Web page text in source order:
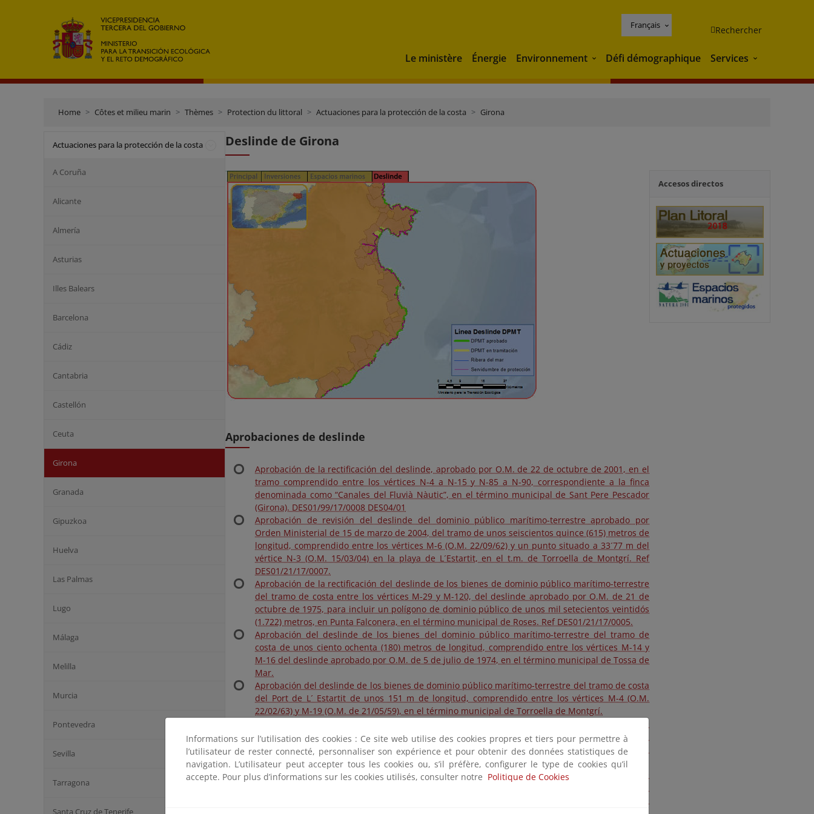
Français Rechercher
Le ministère Énergie Environnement Environnement
Défi démographique Services Services
Home Côtes et milieu marin Thèmes Protection du littoral Actuaciones para la protección de la costa Girona
Actuaciones para la protección de la costa
A Coruña
Alicante
Almería
Asturias
Illes Balears
Barcelona
Cádiz
Cantabria
Castellón
Ceuta
Girona
Granada
Gipuzkoa
Huelva
Las Palmas
Lugo
Málaga
Melilla
Murcia
Pontevedra
Sevilla
Tarragona
Santa Cruz de Tenerife
Deslinde de Girona
Aprobaciones de deslinde
Aprobación de la rectificación del deslinde, aprobado por O.M. de 22 de octubre de 2001, en el
tramo comprendido entre los vértices N-4 a N-15 y N-85 a N-90, correspondiente a la finca
denominada como “Canales del Fluvià Nàutic”, en el término municipal de Sant Pere Pescador
(Girona). DES01/99/17/0008 DES04/01
Aprobación de revisión del deslinde del dominio público marítimo-terrestre aprobado por
Orden Ministerial de 15 de marzo de 2004, del tramo de unos seiscientos quince (615) metros de
longitud, comprendido entre los vértices M-6 (O.M. 22/09/62) y un punto situado a 33´77 m del
vértice N-3 (O.M. 15/03/04) en la playa de L´Estartit, en el t.m. de Torroella de Montgrí. Ref
DES01/21/17/0007.
Aprobación de la rectificación del deslinde de los bienes de dominio público marítimo-terrestre
del tramo de costa entre los vértices M-29 y M-120, del deslinde aprobado por O.M. de 21 de
octubre de 1975, para incluir un polígono de dominio público de unos mil setecientos veintidós
(1.722) metros, en Punta Falconera, en el término municipal de Roses. Ref DES01/21/17/0005.
Aprobación del deslinde de los bienes del dominio público marítimo-terrestre del tramo de
costa de unos ciento ochenta (180) metros de longitud, comprendido entre los vértices M-14 y
M-16 del deslinde aprobado por O.M. de 5 de julio de 1974, en el término municipal de Tossa de
Mar.
Aprobación del deslinde de los bienes de dominio público marítimo-terrestre del tramo de costa
del Port de L´ Estartit de unos 151 m de longitud, comprendido entre los vértices M-4 (O.M.
22/02/63) y M-19 (O.M. de 21/05/59), en el término municipal de Torroella de Montgrí.
Aprobación de la rectificación del deslinde de los bienes del dominio público marítimo-terrestre
aprobado por O.M. 03/10/1984, en el tramo de costa comprendido entre, aproximadamente, los
vértices M-610 y M-670, correspondiente a S´Agulla-Es Camell (Antiguo Club Mediterráneo) en el
Parque Natural del Cap de Creus, en los términos municipales de Cadaqués y El Port de la Selva.
Aprobación de la rectificación del deslinde de los bienes de dominio público marítimo-terrestre
Accesos directos
Informations sur l’utilisation des cookies : Ce site web utilise des cookies propres et tiers pour permettre à
l’utilisateur de rester connecté, personnaliser son expérience et pour obtenir des données statistiques de
navigation. L’utilisateur peut accepter tous les cookies ou, s’il préfère, configurer le type de cookies qu’il
accepte. Pour plus d’informations sur les cookies utilisés, consulter notre Politique de Cookies